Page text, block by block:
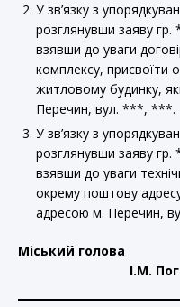
У зв’язку з
розглянувши заяву
взявши до уваги
комплексу, присвоїти
житловому будинку,
Перечин, вул. ***, ***.
У зв’язку з
розглянувши заяву
взявши до уваги
окрему поштову
адресою м. Перечин,
Міський
І.М.